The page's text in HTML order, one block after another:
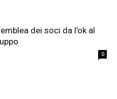
dei soci da l’ok al
0